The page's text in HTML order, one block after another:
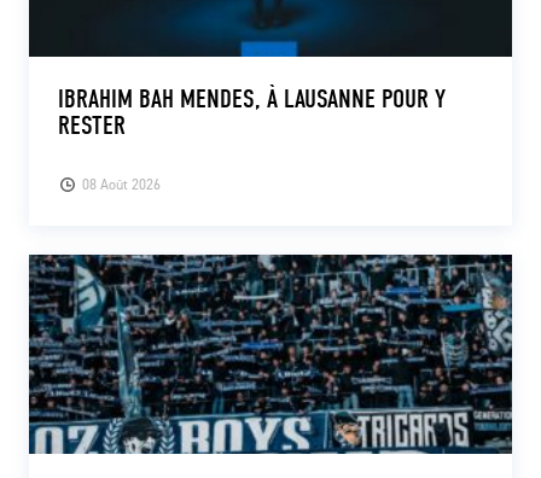
08 Août 2026
IBRAHIM BAH MENDES, À LAUSANNE POUR Y
RESTER